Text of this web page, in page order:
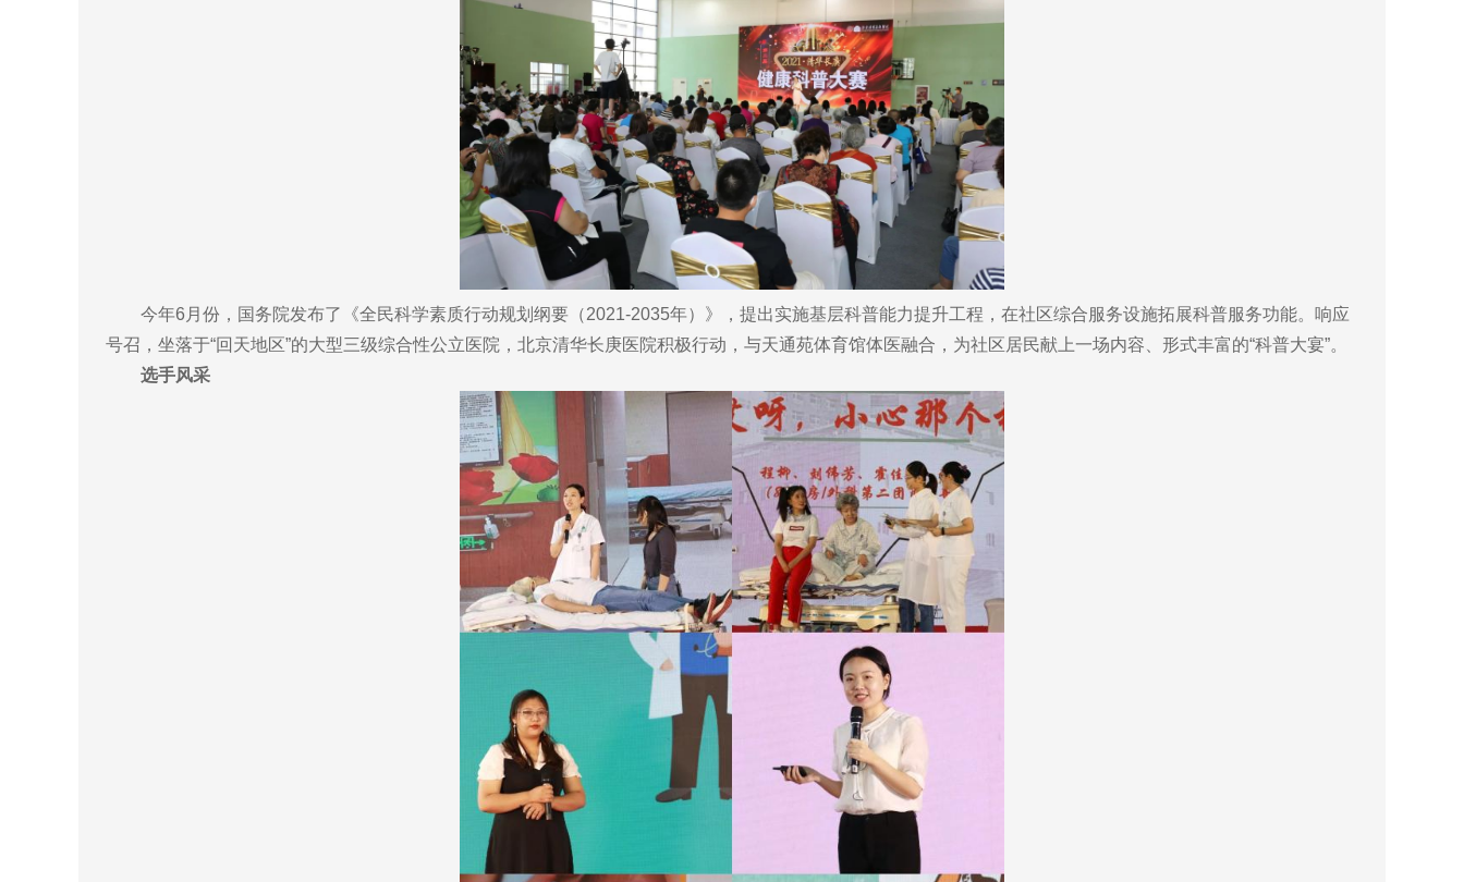
今年6月份，国务院发布了《全民科学素质行动规划纲要（2021-2035年）》，提出实施基层科普能力提升工程，在社区综合服务设施拓展科普服务功能。响应
号召，坐落于“回天地区”的大型三级综合性公立医院，北京清华长庚医院积极行动，与天通苑体育馆体医融合，为社区居民献上一场内容、形式丰富的“科普大宴”。
选手风采